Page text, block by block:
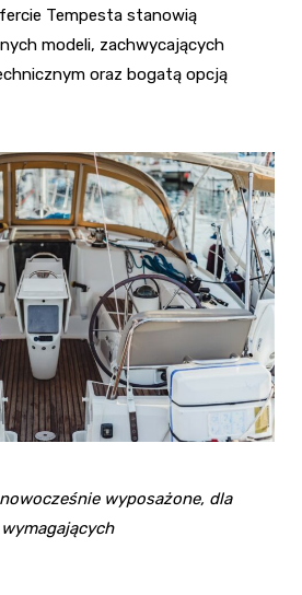
Tempesta stanowią
modeli, zachwycających
oraz bogatą opcją
wyposażone, dla
wymagających